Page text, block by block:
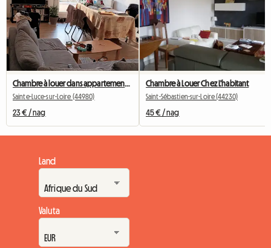
Sainte-Luce-sur-Loire (44980)
23 € / nag
Chambre à Louer Chez L'habitant
Saint-Sébastien-sur-Loire (44230)
45 € / nag
Land
Valuta